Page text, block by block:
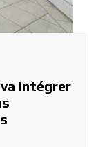
intégrer